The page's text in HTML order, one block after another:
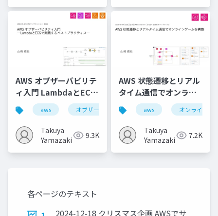
AWS オブザーバビリテ
ィ入門 LambdaとECS
で実践するベストプラ
クティス
aws オブザーバビリティ aws x-ray
Takuya
Yamazaki
9.3K
AWS 状態遷移とリアル
タイム通信でオンライ
ンゲームを構築
aws オンラインゲ
Takuya
Yamazaki
7.2K
各ページのテキスト
2024-12-18 クリスマス企画 AWSでサ